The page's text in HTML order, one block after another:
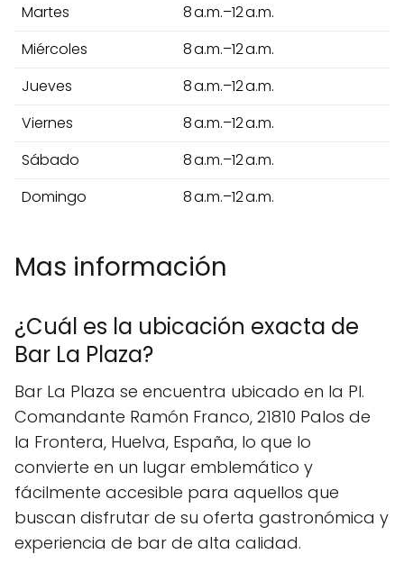
Martes
8 a.m.–12 a.m.
Miércoles
8 a.m.–12 a.m.
Jueves
8 a.m.–12 a.m.
Viernes
8 a.m.–12 a.m.
Sábado
8 a.m.–12 a.m.
Domingo
8 a.m.–12 a.m.
Mas información
¿Cuál es la ubicación exacta de
Bar La Plaza?
Bar La Plaza se encuentra ubicado en la Pl.
Comandante Ramón Franco, 21810 Palos de
la Frontera, Huelva, España, lo que lo
convierte en un lugar emblemático y
fácilmente accesible para aquellos que
buscan disfrutar de su oferta gastronómica y
experiencia de bar de alta calidad.